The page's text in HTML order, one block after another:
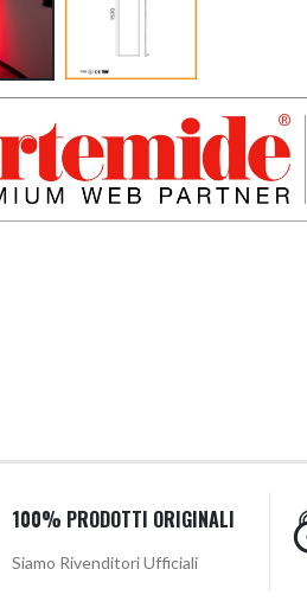
100% PRODOTTI ORIGINALI
Siamo Rivenditori Ufficiali